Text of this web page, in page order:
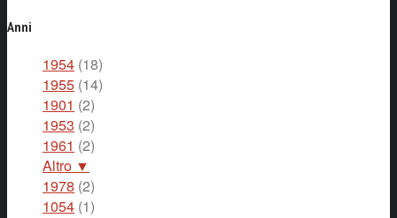
Anni
1954 (18)
1955 (14)
1901 (2)
1953 (2)
1961 (2)
Altro ▼
1978 (2)
1054 (1)